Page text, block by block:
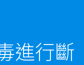
進行斷